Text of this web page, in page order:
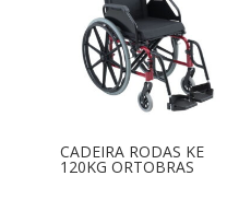
CADEIRA RODAS KE
120KG ORTOBRAS